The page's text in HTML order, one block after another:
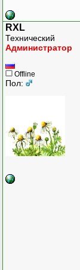
RXL
Технический
Администратор
Offline
Пол: